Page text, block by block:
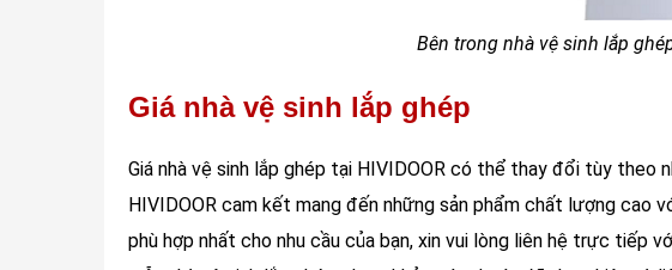
Bên trong nhà vệ sinh lắp
Giá nhà vệ sinh lắp ghép
Giá nhà vệ sinh lắp ghép tại HIVIDOOR có thể thay đổi tùy
HIVIDOOR cam kết mang đến những sản phẩm chất lượng
phù hợp nhất cho nhu cầu của bạn, xin vui lòng liên hệ trực tiếp